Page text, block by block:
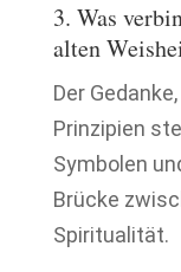
3. Was
alten
Der
Prinzipien
Symbolen
Brücke
Spiritualität.